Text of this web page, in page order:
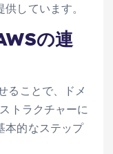
しています。
の連
ることで、ドメ
トラクチャーに
本的なステップ